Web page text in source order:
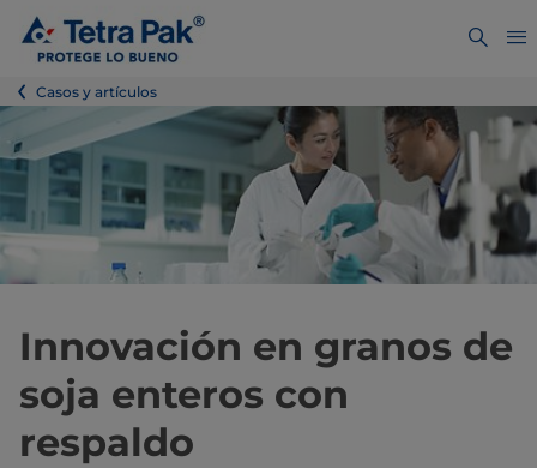
Casos y artículos
Innovación en granos de
soja enteros con
respaldo